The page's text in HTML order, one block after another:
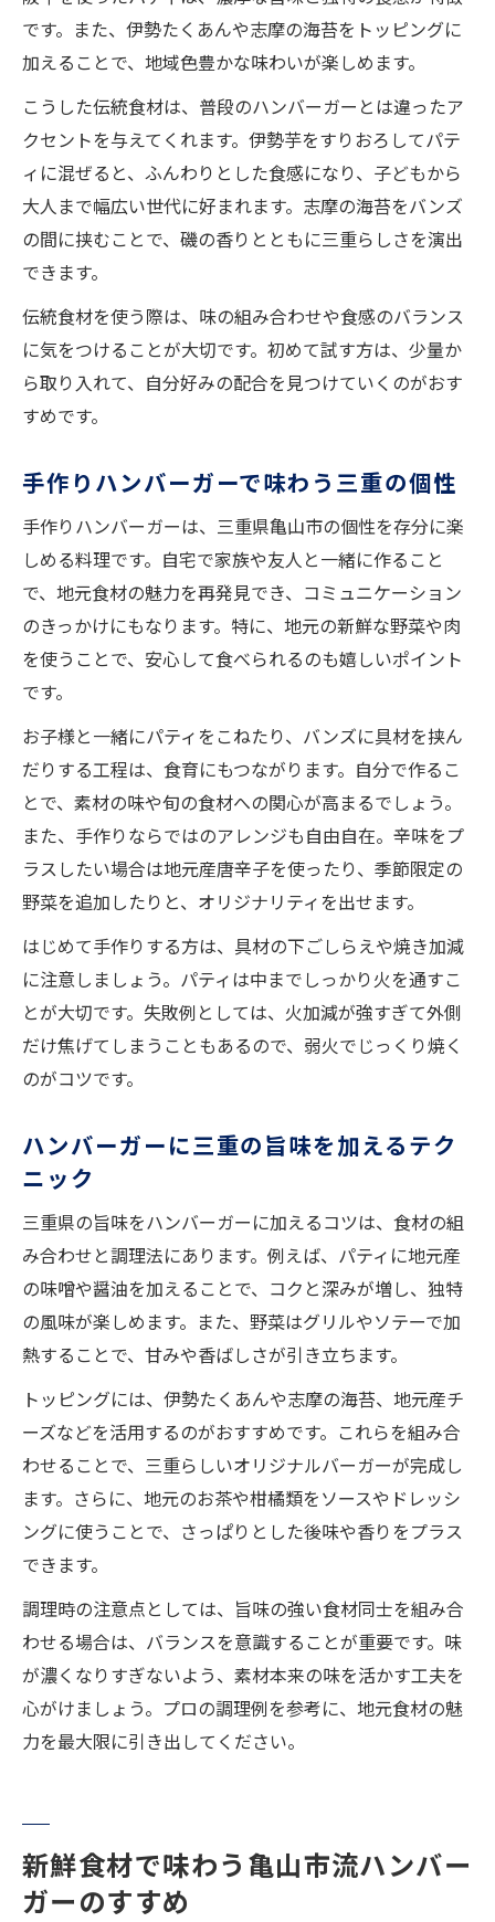
です。また、伊勢たくあんや志摩の海苔をトッピングに
加えることで、地域色豊かな味わいが楽しめます。
こうした伝統食材は、普段のハンバーガーとは違ったア
クセントを与えてくれます。伊勢芋をすりおろしてパテ
ィに混ぜると、ふんわりとした食感になり、子どもから
大人まで幅広い世代に好まれます。志摩の海苔をバンズ
の間に挟むことで、磯の香りとともに三重らしさを演出
できます。
伝統食材を使う際は、味の組み合わせや食感のバランス
に気をつけることが大切です。初めて試す方は、少量か
ら取り入れて、自分好みの配合を見つけていくのがおす
すめです。
手作りハンバーガーで味わう三重の個性
手作りハンバーガーは、三重県亀山市の個性を存分に楽
しめる料理です。自宅で家族や友人と一緒に作ること
で、地元食材の魅力を再発見でき、コミュニケーション
のきっかけにもなります。特に、地元の新鮮な野菜や肉
を使うことで、安心して食べられるのも嬉しいポイント
です。
お子様と一緒にパティをこねたり、バンズに具材を挟ん
だりする工程は、食育にもつながります。自分で作るこ
とで、素材の味や旬の食材への関心が高まるでしょう。
また、手作りならではのアレンジも自由自在。辛味をプ
ラスしたい場合は地元産唐辛子を使ったり、季節限定の
野菜を追加したりと、オリジナリティを出せます。
はじめて手作りする方は、具材の下ごしらえや焼き加減
に注意しましょう。パティは中までしっかり火を通すこ
とが大切です。失敗例としては、火加減が強すぎて外側
だけ焦げてしまうこともあるので、弱火でじっくり焼く
のがコツです。
ハンバーガーに三重の旨味を加えるテク
ニック
三重県の旨味をハンバーガーに加えるコツは、食材の組
み合わせと調理法にあります。例えば、パティに地元産
の味噌や醤油を加えることで、コクと深みが増し、独特
の風味が楽しめます。また、野菜はグリルやソテーで加
熱することで、甘みや香ばしさが引き立ちます。
トッピングには、伊勢たくあんや志摩の海苔、地元産チ
ーズなどを活用するのがおすすめです。これらを組み合
わせることで、三重らしいオリジナルバーガーが完成し
ます。さらに、地元のお茶や柑橘類をソースやドレッシ
ングに使うことで、さっぱりとした後味や香りをプラス
できます。
調理時の注意点としては、旨味の強い食材同士を組み合
わせる場合は、バランスを意識することが重要です。味
が濃くなりすぎないよう、素材本来の味を活かす工夫を
心がけましょう。プロの調理例を参考に、地元食材の魅
力を最大限に引き出してください。
新鮮食材で味わう亀山市流ハンバー
ガーのすすめ